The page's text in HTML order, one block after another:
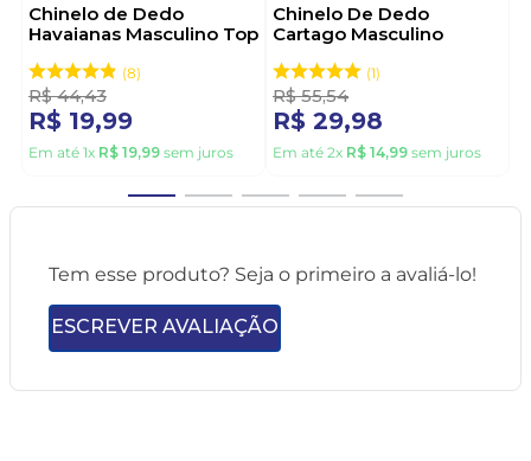
Chinelo de Dedo
Havaianas Masculino Top
8
R$ 44,43
R$ 19,99
Em até 1x R$ 19,99 sem juros
Chinelo De Dedo
Cartago Masculino
Cinza
1
R$ 55,54
R$ 29,98
Em até 2x R$ 14,99 sem juros
Tem esse produto? Seja o primeiro a avaliá-lo!
ESCREVER AVALIAÇÃO